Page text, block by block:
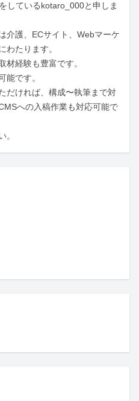
しているkotaro_000と申しま
介護、ECサイト、Webマーケ
わたります。
材経験も豊富です。
能です。
だければ、構成〜執筆まで対
への入稿作業も対応可能で
。